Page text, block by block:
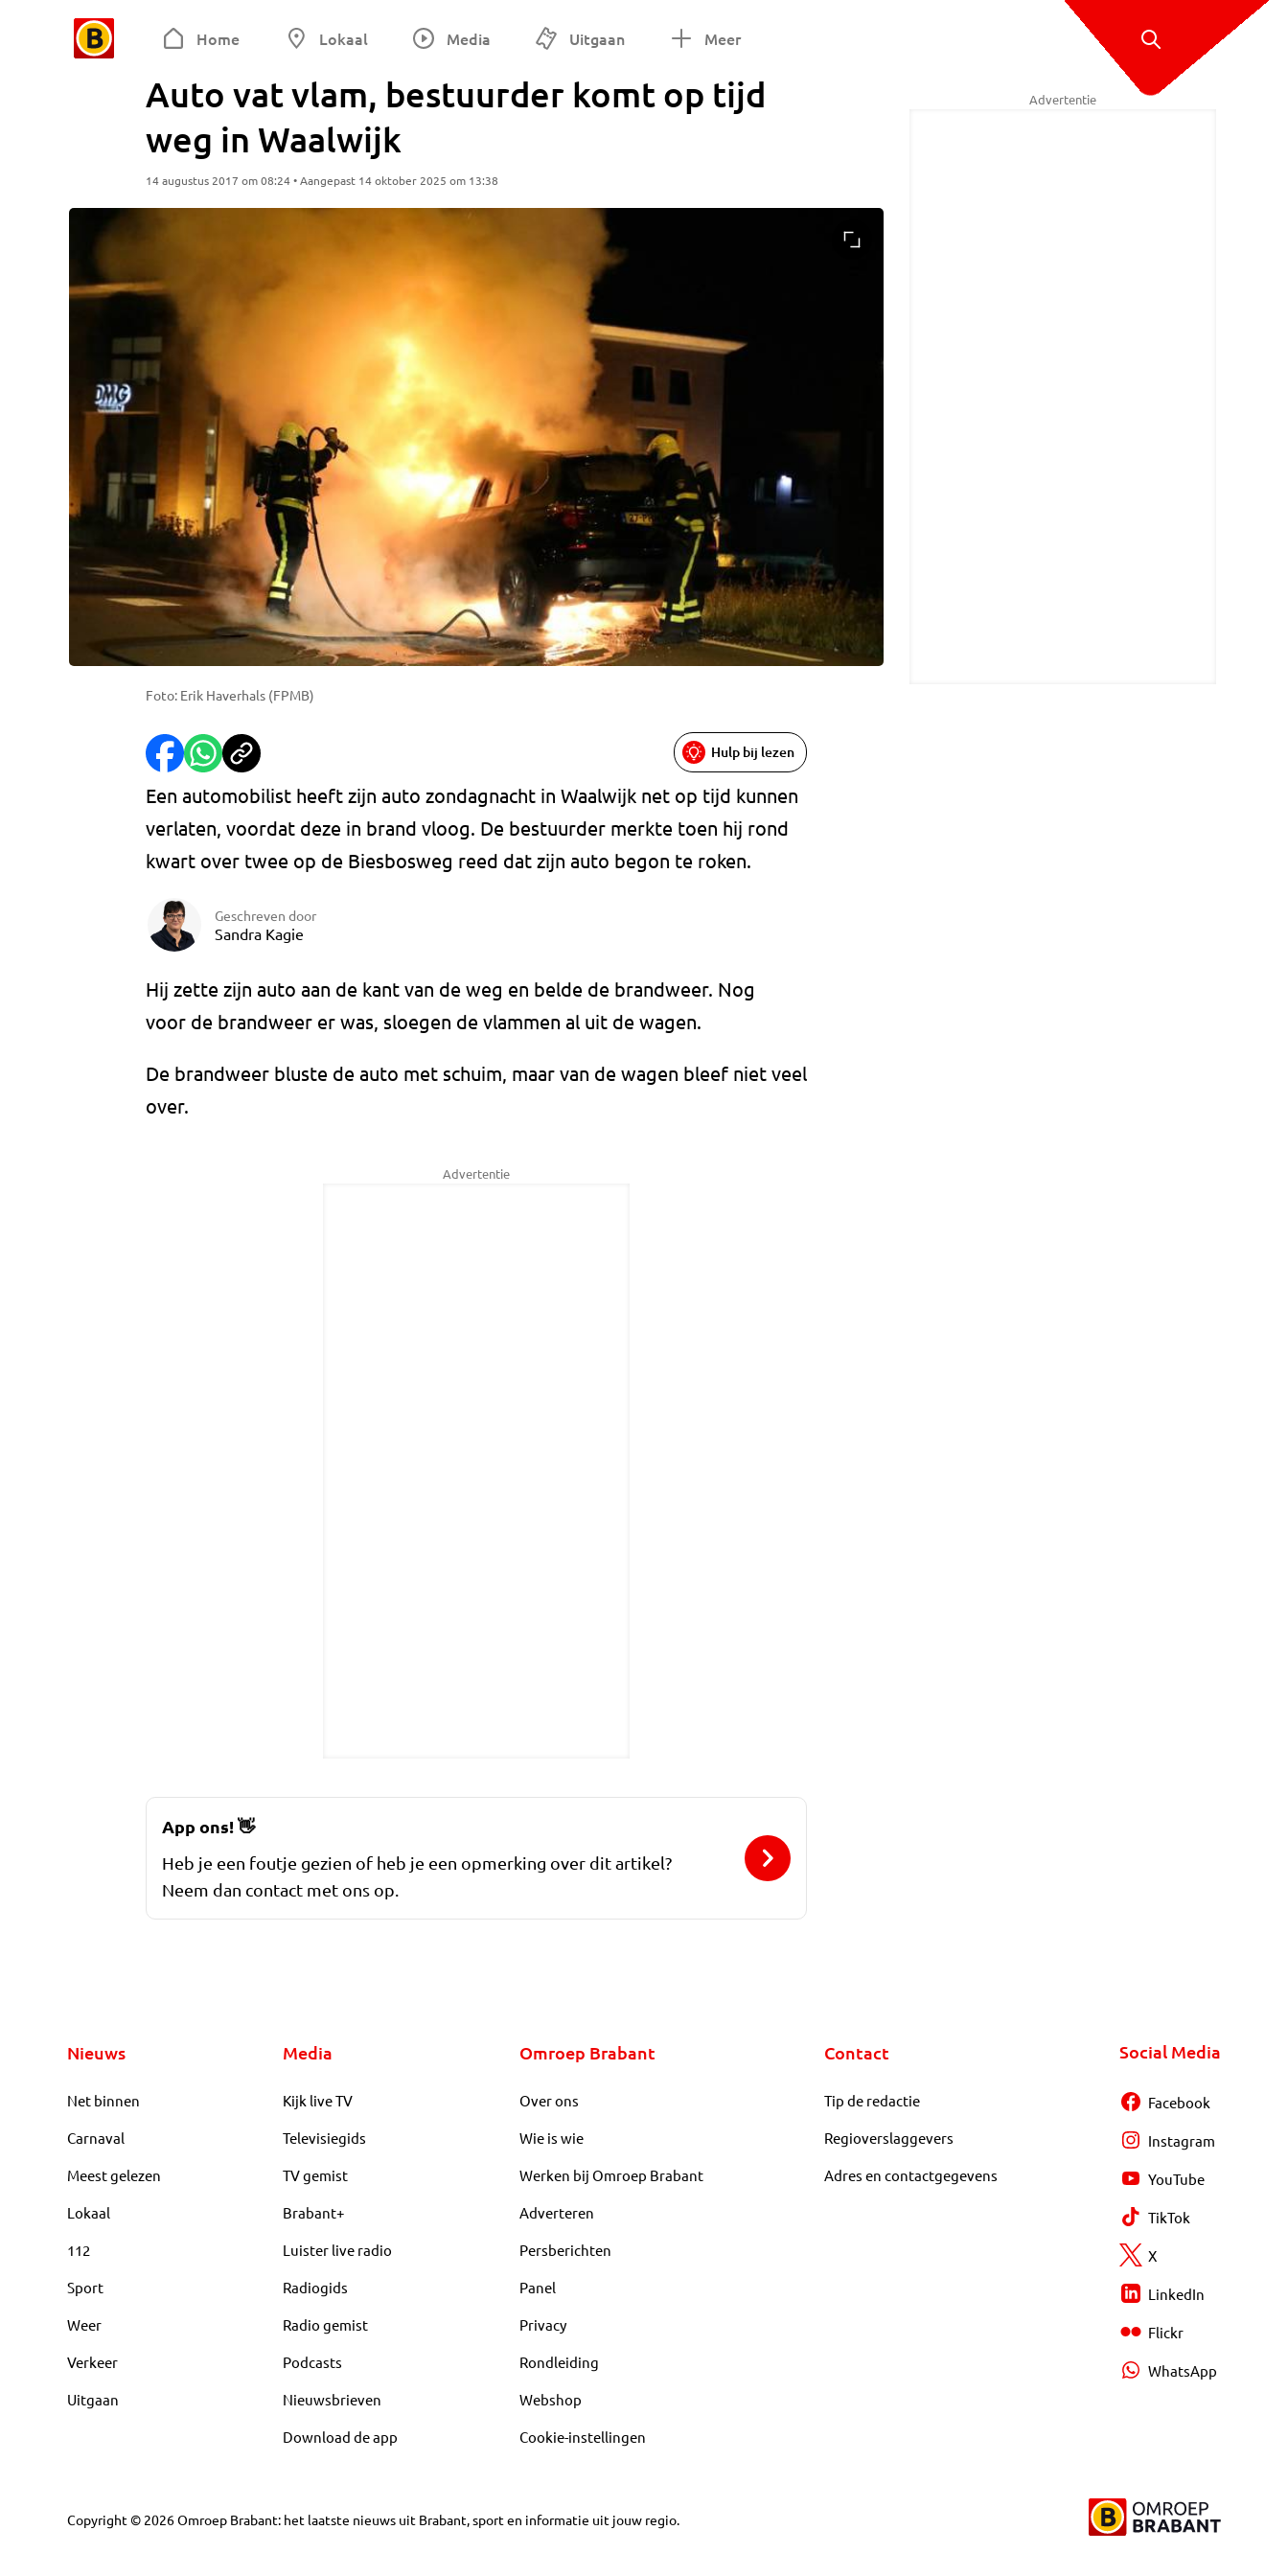
Home Lokaal Media Uitgaan Meer
Auto vat vlam, bestuurder komt op tijd
weg in Waalwijk
14 augustus 2017 om 08:24 • Aangepast 14 oktober 2025 om 13:38
Foto: Erik Haverhals (FPMB)
Hulp bij lezen
Een automobilist heeft zijn auto zondagnacht in Waalwijk net op tijd kunnen
verlaten, voordat deze in brand vloog. De bestuurder merkte toen hij rond
kwart over twee op de Biesbosweg reed dat zijn auto begon te roken.
Geschreven door
Sandra Kagie
Hij zette zijn auto aan de kant van de weg en belde de brandweer. Nog
voor de brandweer er was, sloegen de vlammen al uit de wagen.
De brandweer bluste de auto met schuim, maar van de wagen bleef niet veel
over.
Advertentie
Advertentie
App ons!👋
Heb je een foutje gezien of heb je een opmerking over dit artikel?
Neem dan contact met ons op.
Nieuws
Net binnen
Carnaval
Meest gelezen
Lokaal
112
Sport
Weer
Verkeer
Uitgaan
Media
Kijk live TV
Televisiegids
TV gemist
Brabant+
Luister live radio
Radiogids
Radio gemist
Podcasts
Nieuwsbrieven
Download de app
Omroep Brabant
Over ons
Wie is wie
Werken bij Omroep Brabant
Adverteren
Persberichten
Panel
Privacy
Rondleiding
Webshop
Cookie-instellingen
Contact
Tip de redactie
Regioverslaggevers
Adres en contactgegevens
Social Media
Facebook
Instagram
YouTube
TikTok
X
LinkedIn
Flickr
WhatsApp
Copyright © 2026Omroep Brabant: het laatste nieuws uit Brabant, sport en informatie uit jouw regio.